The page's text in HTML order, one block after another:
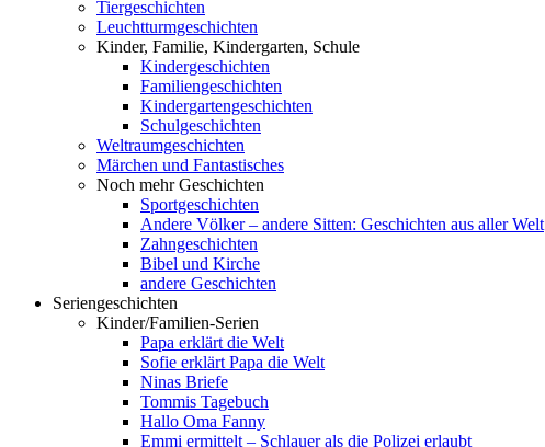
Tiergeschichten
Leuchtturmgeschichten
Kinder, Familie, Kindergarten, Schule
Kindergeschichten
Familiengeschichten
Kindergartengeschichten
Schulgeschichten
Weltraumgeschichten
Märchen und Fantastisches
Noch mehr Geschichten
Sportgeschichten
Andere Völker – andere Sitten: Geschichten aus aller Welt
Zahngeschichten
Bibel und Kirche
andere Geschichten
Seriengeschichten
Kinder/Familien-Serien
Papa erklärt die Welt
Sofie erklärt Papa die Welt
Ninas Briefe
Tommis Tagebuch
Hallo Oma Fanny
Emmi ermittelt – Schlauer als die Polizei erlaubt